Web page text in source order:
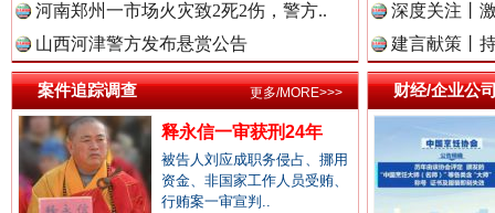
中国公众新闻网.
中国公民新闻网.
巳巳如意，开工大吉！ 三轮上
河南郑州一市场火灾致2死2伤，警方..
山西河津警方发布悬赏公告
深度关注丨
建言献策丨
案件追踪调查
释永信一审获刑24年
被告人刘应成职务侵占、挪用
资金、非国家工作人员受贿、
行贿案一审宣判..
更多/MORE>>> 财经/企业公